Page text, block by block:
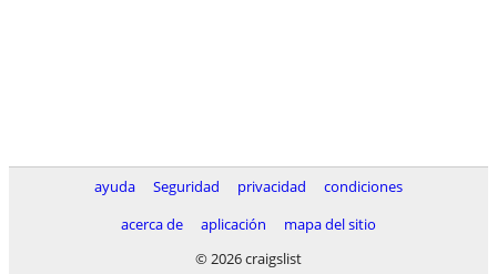
ayuda Seguridad privacidad
condiciones
acerca de
aplicación
mapa del sitio
© 2026 craigslist